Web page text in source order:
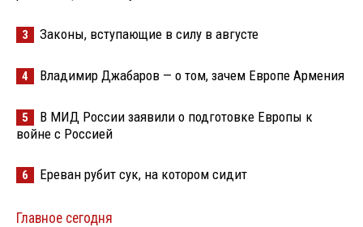
3 Законы, вступающие в силу в августе
4 Владимир Джабаров — о том, зачем Европе Армения
5
В МИД России заявили о подготовке Европы к
войне с Россией
6 Ереван рубит сук, на котором сидит
Главное сегодня